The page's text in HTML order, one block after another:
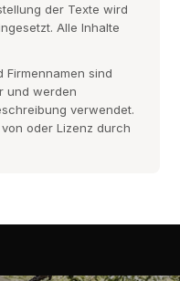
der Texte wird
Alle Inhalte
Firmennamen sind
und werden
verwendet.
oder Lizenz durch